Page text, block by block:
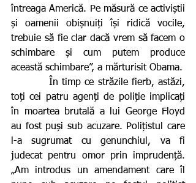
întreaga Americă. Pe măsură ce activiștii
și oamenii obișnuiți își ridică vocile,
trebuie să fie clar dacă vrem să facem o
schimbare și cum putem produce
această schimbare”, a mărturisit Obama.
toți cei patru agenți de poliție implicați
în moartea brutală a lui George Floyd
au fost puși sub acuzare. Polițistul care
l-a sugrumat cu genunchiul, va fi
judecat pentru omor prin imprudență.
„Am introdus un amendament care îl